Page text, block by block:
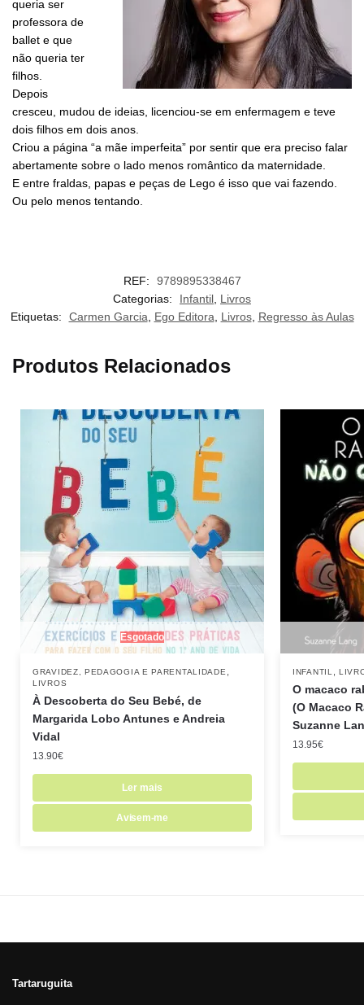
queria ser
professora de
ballet e que
não queria ter
filhos.
​Depois
cresceu, mudou de ideias, licenciou-se em enfermagem e teve
dois filhos em dois anos.
Criou a página “a mãe imperfeita” por sentir que era preciso falar
abertamente sobre o lado menos romântico da maternidade.
E entre fraldas, papas e peças de Lego é isso que vai fazendo.
Ou pelo menos tentando.
REF:
9789895338467
Categorias:
Infantil Livros
Etiquetas:
Carmen Garcia Ego Editora Livros, Regresso às Aulas
Produtos Relacionados
Esgotado
GRAVIDEZ, PEDAGOGIA E PARENTALIDADE
LIVROS
À Descoberta do Seu Bebé, de
Margarida Lobo Antunes e Andreia
Vidal
13.90€
Ler mais
Avisem-me
INFANTIL ,
O macaco
(O Macaco
Suzanne
13.95€
Tartaruguita